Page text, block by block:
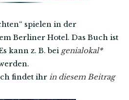
spielen in der
Berliner Hotel. Das Buch ist
kann z. B. bei genialokal*
findet ihr in diesem Beitrag